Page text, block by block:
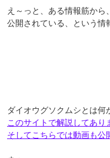
え～っと、ある情報筋か
公開されている、という情
ダイオウグソクムシとは何
このサイトで解説してあり
そしてこちらでは動画も公